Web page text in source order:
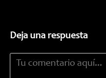
Deja una respuesta
Comentario